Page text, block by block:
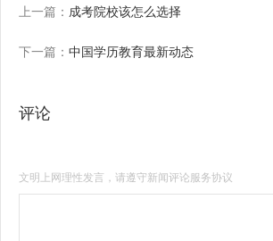
上一篇： 成考院校该怎么选择
下一篇： 中国学历教育最新动态
评论
文明上网理性发言，请遵守新闻评论服务协议